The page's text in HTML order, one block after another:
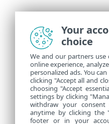
Your
choice
We and our partners
online experience,
personalized ads. You
clicking "Accept all and
choosing "Accept
settings by clicking
withdraw your
anytime by clicking the
footer or in your